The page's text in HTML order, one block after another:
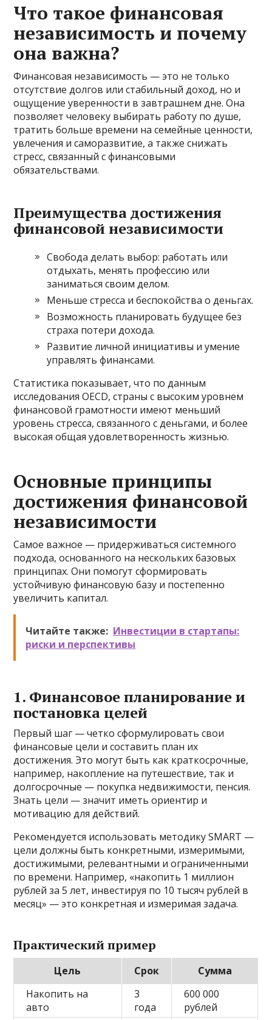
Что такое финансовая
независимость и почему
она важна?
Финансовая независимость — это не только
отсутствие долгов или стабильный доход, но и
ощущение уверенности в завтрашнем дне. Она
позволяет человеку выбирать работу по душе,
тратить больше времени на семейные ценности,
увлечения и саморазвитие, а также снижать
стресс, связанный с финансовыми
обязательствами.
Преимущества достижения
финансовой независимости
Свобода делать выбор: работать или
отдыхать, менять профессию или
заниматься своим делом.
Меньше стресса и беспокойства о деньгах.
Возможность планировать будущее без
страха потери дохода.
Развитие личной инициативы и умение
управлять финансами.
Статистика показывает, что по данным
исследования OECD, страны с высоким уровнем
финансовой грамотности имеют меньший
уровень стресса, связанного с деньгами, и более
высокая общая удовлетворенность жизнью.
Основные принципы
достижения финансовой
независимости
Самое важное — придерживаться системного
подхода, основанного на нескольких базовых
принципах. Они помогут сформировать
устойчивую финансовую базу и постепенно
увеличить капитал.
Читайте также: Инвестиции в стартапы:
риски и перспективы
1. Финансовое планирование и
постановка целей
Первый шаг — четко сформулировать свои
финансовые цели и составить план их
достижения. Это могут быть как краткосрочные,
например, накопление на путешествие, так и
долгосрочные — покупка недвижимости, пенсия.
Знать цели — значит иметь ориентир и
мотивацию для действий.
Рекомендуется использовать методику SMART —
цели должны быть конкретными, измеримыми,
достижимыми, релевантными и ограниченными
по времени. Например, «накопить 1 миллион
рублей за 5 лет, инвестируя по 10 тысяч рублей в
месяц» — это конкретная и измеримая задача.
Практический пример
Цель Срок
Сумма
Накопить на
авто
3
года
600 000
рублей